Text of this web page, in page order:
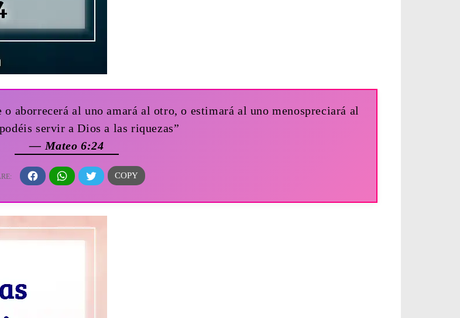
aborrecerá al uno amará al otro, o estimará al uno menospreciará al
servir a Dios a las riquezas”
— Mateo 6:24